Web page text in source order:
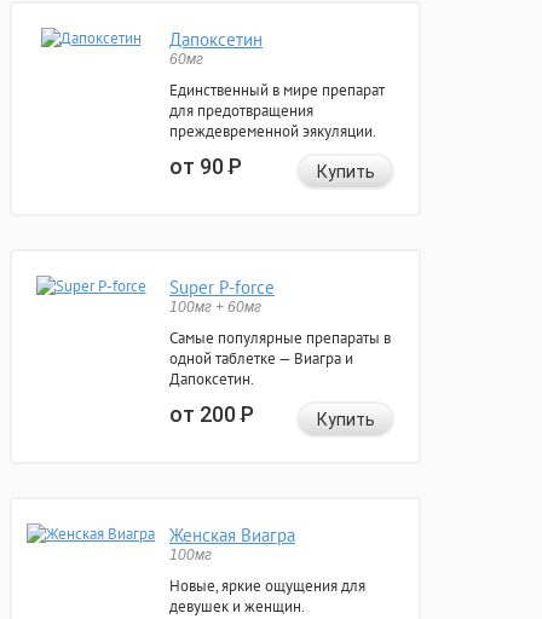
Дапоксетин
60мг
Единственный в мире препарат
для предотвращения
преждевременной эякуляции.
от 90Р Купить
Super P-force
100мг + 60мг
Самые популярные препараты в
одной таблетке — Виагра и
Дапоксетин.
от 200Р Купить
Женская Виагра
100мг
Новые, яркие ощущения для
девушек и женщин.